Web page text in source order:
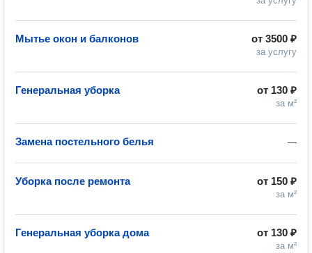
от 3500 ₽
за услугу
Мытье окон и балконов
от 130 ₽
за м²
Генеральная уборка
—
Замена постельного белья
от 150 ₽
за м²
Уборка после ремонта
от 130 ₽
за м²
Генеральная уборка дома